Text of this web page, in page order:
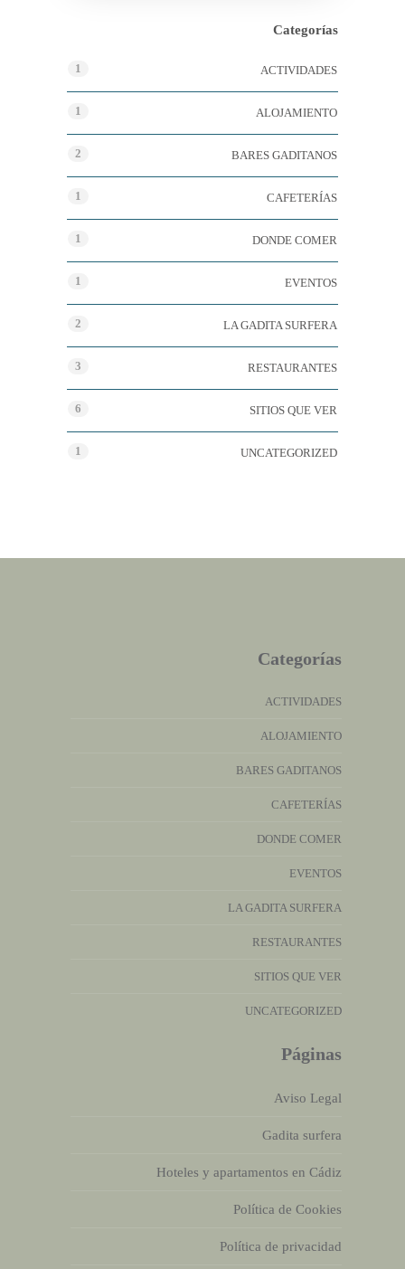
Categorías
ACTIVIDADES
1
ALOJAMIENTO
1
BARES GADITANOS
2
CAFETERÍAS
1
DONDE COMER
1
EVENTOS
1
LA GADITA SURFERA
2
RESTAURANTES
3
SITIOS QUE VER
6
UNCATEGORIZED
1
Categorías
ACTIVIDADES
ALOJAMIENTO
BARES GADITANOS
CAFETERÍAS
DONDE COMER
EVENTOS
LA GADITA SURFERA
RESTAURANTES
SITIOS QUE VER
UNCATEGORIZED
Páginas
Aviso Legal
Gadita surfera
Hoteles y apartamentos en Cádiz
Política de Cookies
Política de privacidad